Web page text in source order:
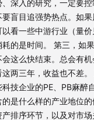
情。
始合伙人、首席投资
国中期选举、油价，三
度是一个哀鸿遍野的状态
元指数上涨了3%，突破
3.1%。两者叠加，人民
。
，黄金并没有很好的表
很难看到黄金飞到天上
深入的研究，一定要
盲目追强势热点。如
看一些中游行业（量
的是时间。 第三，如
这么快结束。总会有
两三年，收益也不差。
技企业的PE、PB麻醉
是什么样的产业地位
产排序环节，以及对市